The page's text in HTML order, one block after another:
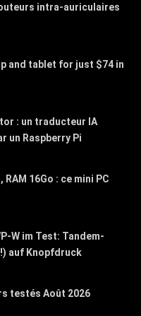
intra-auriculaires
and tablet for just $74 in
: un traducteur IA
un Raspberry Pi
RAM 16Go : ce mini PC
W im Test: Tandem-
auf Knopfdruck
testés Août 2026